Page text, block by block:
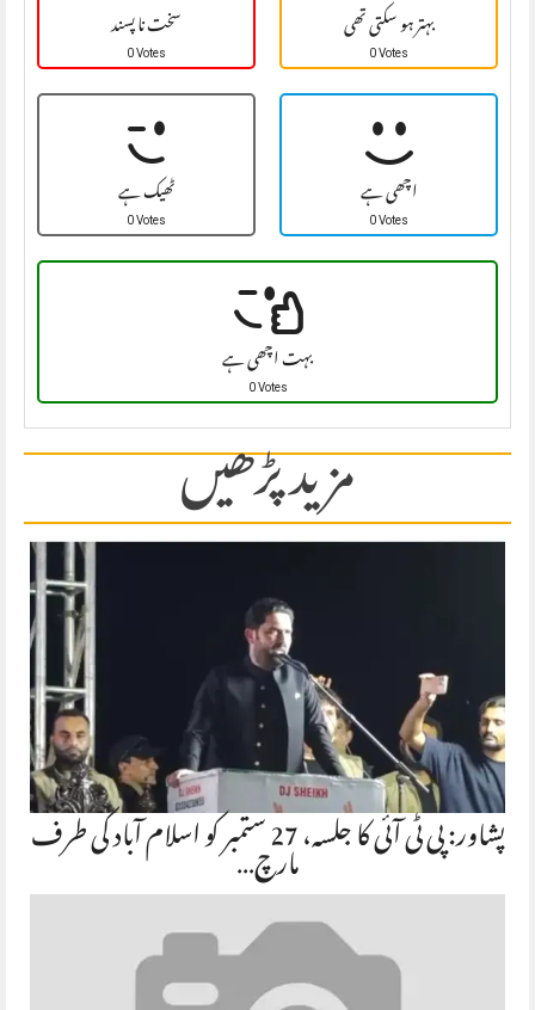
سخت نا پسند
0 Votes بہتر ہو سکتی تھی
0 Votes
ٹھیک ہے
0 Votes اچھی ہے
0 Votes
بہت اچھی ہے
0 Votes
مزید پڑھیں
پشاور: پی ٹی آئی کا جلسہ، 27 ستمبر کو اسلام آباد کی طرفمارچ…